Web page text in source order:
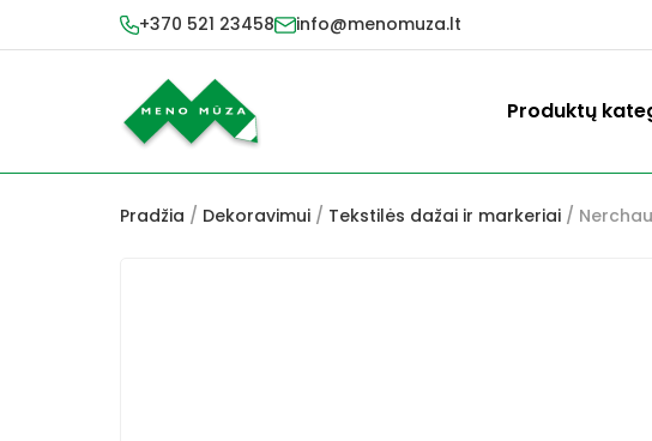
+370 521 23458 info@menomuza.lt
Produktų
Pradžia / Dekoravimui / Tekstilės dažai ir markeriai /